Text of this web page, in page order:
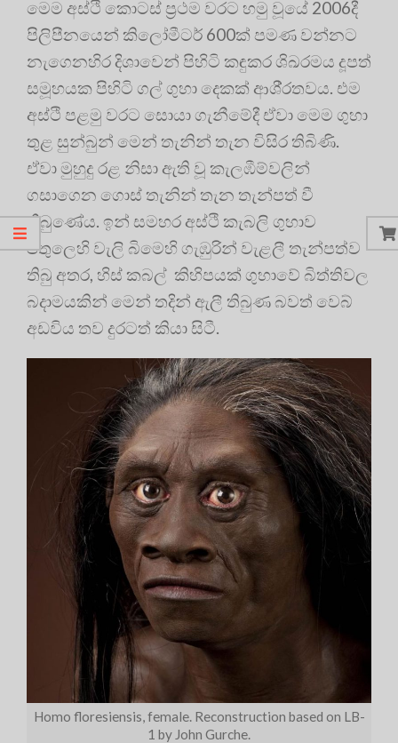
මෙම අස්ථි කොටස් ප‍්‍රථම වරට හමු වූයේ 2006දී
පිලිපීනයෙන් කිලෝමීටර් 600ක් පමණ වන්නට
නැගෙනහිර දිශාවෙන් පිහිටි කඳුකර ශිඛරමය දූපත්
සමූහයක පිහිටි ගල් ගුහා දෙකක් ආශි‍්‍රතවය. එම
අස්ථි පළමු වරට සොයා ගැනීමේදී ඒවා මෙම ගුහා
තුළ සුන්බුන් මෙන් තැනින් තැන විසිර තිබිණි.
ඒවා මුහුදු රළ නිසා ඇති වූ කැලඹීම්වලින්
ගසාගෙන ගොස් තැනින් තැන තැන්පත් වී
තිබුණේය. ඉන් සමහර අස්ථි කැබලි ගුහාව
පතුලෙහි වැලි බිමෙහි ගැඹුරින් වැළලී තැන්පත්ව
තිබු අතර, හිස් කබල් කිහිපයක් ගුහාවේ බිත්තිවල
බදාමයකින් මෙන් තදින් ඇලී තිබුණ බවත් වෙබ්
අඩවිය තව දුරටත් කියා සිටී.
Homo floresiensis, female. Reconstruction based on LB-
1 by John Gurche.